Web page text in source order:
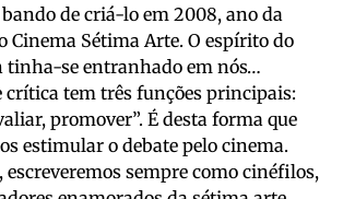
de criá-lo em 2008, ano da
Cinema Sétima Arte. O espírito do
tinha-se entranhado em nós…
crítica tem três funções principais:
promover”. É desta forma que
estimular o debate pelo cinema.
escreveremos sempre como cinéfilos,